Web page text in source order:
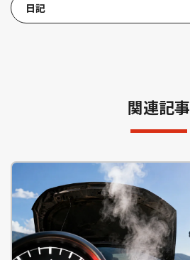
日記
関連記事